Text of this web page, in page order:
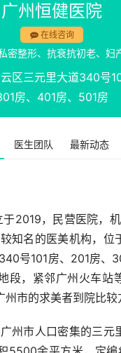
广州恒健医院
在线咨询
密整形、抗衰抗初老、妇
区三元里大道340号
房、401房、501房
医生团队 最新动态
于2019，民营医院，
知名的医美机构，位
号101房、201房、
段，紧邻广州火车站
市的求美者到院比较
州市人口密集的三元